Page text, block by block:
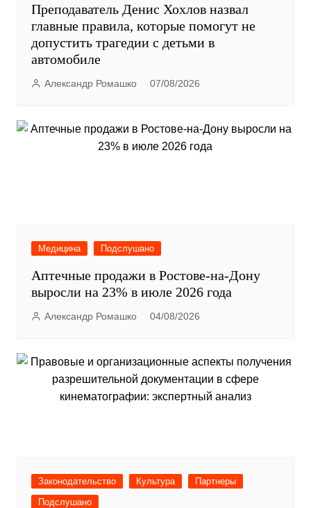
Преподаватель Денис Хохлов назвал
главные правила, которые помогут не
допустить трагедии с детьми в
автомобиле
Александр Ромашко 07/08/2026
Медицина Подслушано
Аптечные продажи в Ростове-на-Дону
выросли на 23% в июле 2026 года
Александр Ромашко 04/08/2026
Законодательство Культура
Партнеры
Подслушано